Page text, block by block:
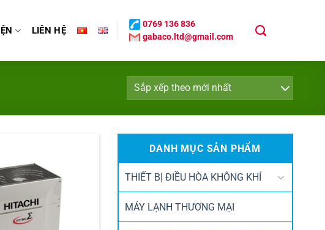
LIÊN HỆ
gabaco.ltd@gmail.com
0769 136 836
DANH MỤC SẢN PHẨM
THIẾT BỊ ĐIỀU HÒA KHÔNG KHÍ
MÁY LẠNH THƯƠNG MẠI